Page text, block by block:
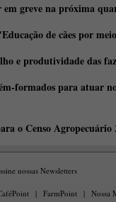
em greve na próxima
de cães por
e produtividade das
formados para atuar
o Censo Agropecuário
nossas Newsletters
| FarmPoint | Nossa